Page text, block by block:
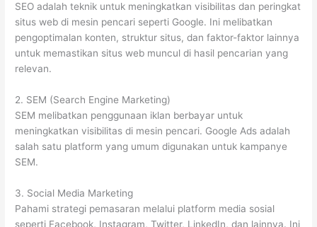
SEO adalah teknik untuk meningkatkan visibilitas dan peringkat
situs web di mesin pencari seperti Google. Ini melibatkan
pengoptimalan konten, struktur situs, dan faktor-faktor lainnya
untuk memastikan situs web muncul di hasil pencarian yang
relevan.
2. SEM (Search Engine Marketing)
SEM melibatkan penggunaan iklan berbayar untuk
meningkatkan visibilitas di mesin pencari. Google Ads adalah
salah satu platform yang umum digunakan untuk kampanye
SEM.
3. Social Media Marketing
Pahami strategi pemasaran melalui platform media sosial
seperti Facebook, Instagram, Twitter, LinkedIn, dan lainnya. Ini